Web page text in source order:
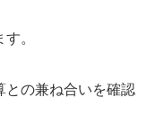
。
の兼ね合いを確認